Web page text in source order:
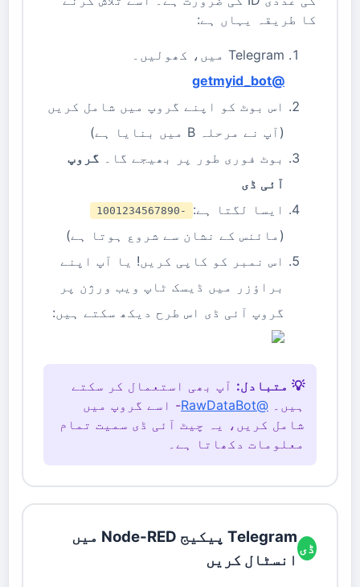
کا طریقہ یہاں ہے:
Telegram میں، کھولیں۔
@getmyid_bot
اس بوٹ کو اپنے گروپ میں شامل کریں
(آپ نے مرحلہ B میں بنایا ہے)
بوٹ فوری طور پر بھیجے گا۔ گروپ
آئی ڈی
ایسا لگتا ہے:
-1001234567890
(مائنس کے نشان سے شروع ہوتا ہے)
اس نمبر کو کاپی کریں! یا آپ اپنے
براؤزر میں ڈیسک ٹاپ ویب ورژن پر
گروپ آئی ڈی اس طرح دیکھ سکتے ہیں:
💡 متبادل: آپ بھی استعمال کر سکتے
ہیں۔ @RawDataBot
- اسے گروپ میں
شامل کریں، یہ چیٹ آئی ڈی سمیت تمام
معلومات دکھاتا ہے۔
ڈی
Telegram پیکیج Node-RED میں
انسٹال کریں